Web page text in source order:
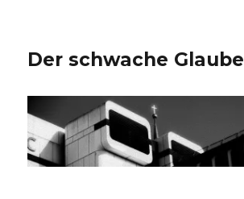
Der schwache Glaube